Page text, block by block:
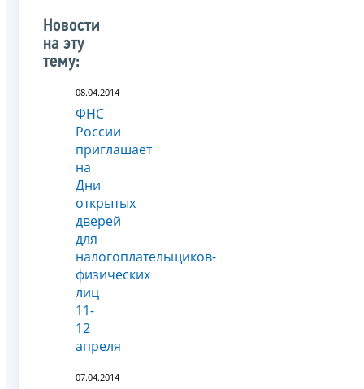
Новости
на эту
тему:
08.04.2014
ФНС
России
приглашает
на
Дни
открытых
дверей
для
налогоплательщиков-
физических
лиц
11-
12
апреля
07.04.2014